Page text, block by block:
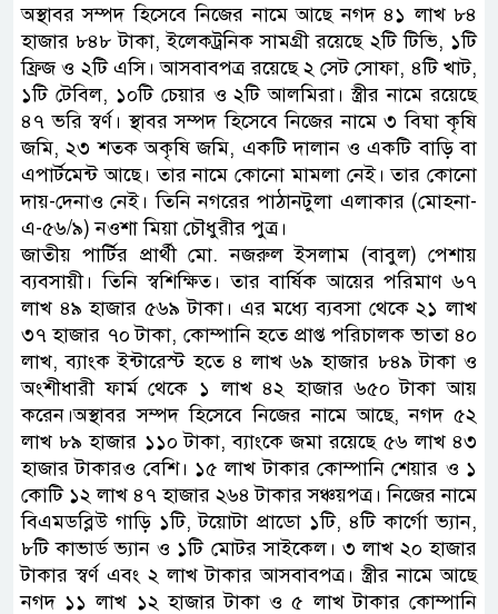
অস্থাবর সম্পদ হিসেবে নিজের নামে আছে নগদ ৪১ লাখ ৮৪
হাজার ৮৪৮ টাকা, ইলেকট্রনিক সামগ্রী রয়েছে ২টি টিভি, ১টি
ফ্রিজ ও ২টি এসি। আসবাবপত্র রয়েছে ২ সেট সোফা, ৪টি খাট,
১টি টেবিল, ১০টি চেয়ার ও ২টি আলমিরা। স্ত্রীর নামে রয়েছে
৪৭ ভরি স্বর্ণ। স্থাবর সম্পদ হিসেবে নিজের নামে ৩ বিঘা কৃষি
জমি, ২৩ শতক অকৃষি জমি, একটি দালান ও একটি বাড়ি বা
এপার্টমেন্ট আছে। তার নামে কোনো মামলা নেই। তার কোনো
দায়-দেনাও নেই। তিনি নগরের পাঠানটুলা এলাকার (মোহনা-
এ-৫৬/৯) নওশা মিয়া চৌধুরীর পুত্র।
জাতীয় পার্টির প্রার্থী মো. নজরুল ইসলাম (বাবুল) পেশায়
ব্যবসায়ী। তিনি স্বশিক্ষিত। তার বার্ষিক আয়ের পরিমাণ ৬৭
লাখ ৪৯ হাজার ৫৬৯ টাকা। এর মধ্যে ব্যবসা থেকে ২১ লাখ
৩৭ হাজার ৭০ টাকা, কোম্পানি হতে প্রাপ্ত পরিচালক ভাতা ৪০
লাখ, ব্যাংক ইন্টারেস্ট হতে ৪ লাখ ৬৯ হাজার ৮৪৯ টাকা ও
অংশীধারী ফার্ম থেকে ১ লাখ ৪২ হাজার ৬৫০ টাকা আয়
করেন।অস্থাবর সম্পদ হিসেবে নিজের নামে আছে, নগদ ৫২
লাখ ৮৯ হাজার ১১০ টাকা, ব্যাংকে জমা রয়েছে ৫৬ লাখ ৪৩
হাজার টাকারও বেশি। ১৫ লাখ টাকার কোম্পানি শেয়ার ও ১
কোটি ১২ লাখ ৪৭ হাজার ২৬৪ টাকার সঞ্চয়পত্র। নিজের নামে
বিএমডব্লিউ গাড়ি ১টি, টয়োটা প্রাডো ১টি, ৪টি কার্গো ভ্যান,
৮টি কাভার্ড ভ্যান ও ১টি মোটর সাইকেল। ৩ লাখ ২০ হাজার
টাকার স্বর্ণ এবং ২ লাখ টাকার আসবাবপত্র। স্ত্রীর নামে আছে
নগদ ১১ লাখ ১২ হাজার টাকা ও ৫ লাখ টাকার কোম্পানি